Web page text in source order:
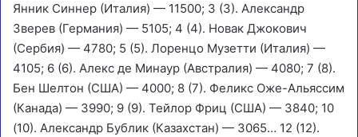
Янник Синнер (Италия) — 11500; 3 (3). Александр
Зверев (Германия) — 5105; 4 (4). Новак Джокович
(Сербия) — 4780; 5 (5). Лоренцо Музетти (Италия) —
4105; 6 (6). Алекс де Минаур (Австралия) — 4080; 7 (8).
Бен Шелтон (США) — 4000; 8 (7). Феликс Оже-Альяссим
(Канада) — 3990; 9 (9). Тейлор Фриц (США) — 3840; 10
(10). Александр Бублик (Казахстан) — 3065… 12 (12).